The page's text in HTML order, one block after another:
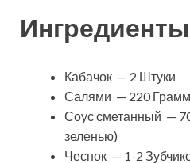
Кабачок — 2 Штуки
Салями — 220 Грамм
Соус сметанный —
зеленью)
Чеснок — 1-2